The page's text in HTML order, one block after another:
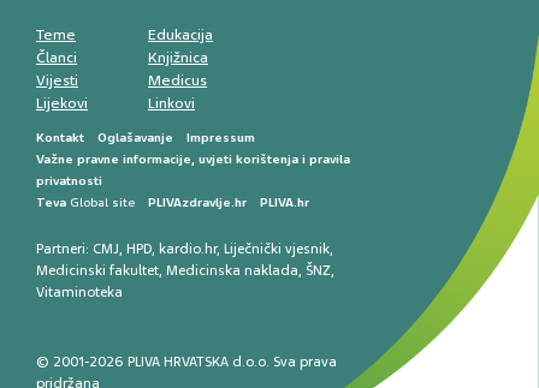
Teme
Članci
Vijesti
Lijekovi
Edukacija
Knjižnica
Medicus
Linkovi
Kontakt Oglašavanje
Impressum
Važne pravne informacije, uvjeti korištenja i pravila
privatnosti
Teva Global site PLIVAzdravlje.hr PLIVA.hr
Partneri: CMJ, HPD, kardio.hr, Liječnički vjesnik,
Medicinski fakultet, Medicinska naklada, ŠNZ,
Vitaminoteka
© 2001-2026 PLIVA HRVATSKA d.o.o. Sva prava
pridržana